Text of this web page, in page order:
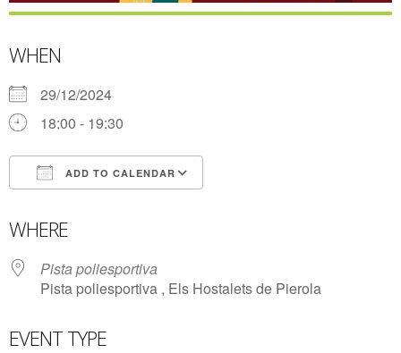
WHEN
29/12/2024
18:00 - 19:30
ADD TO CALENDAR
WHERE
Pista poliesportiva
Pista poliesportiva , Els Hostalets de Pierola
EVENT TYPE